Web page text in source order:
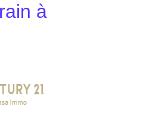
à